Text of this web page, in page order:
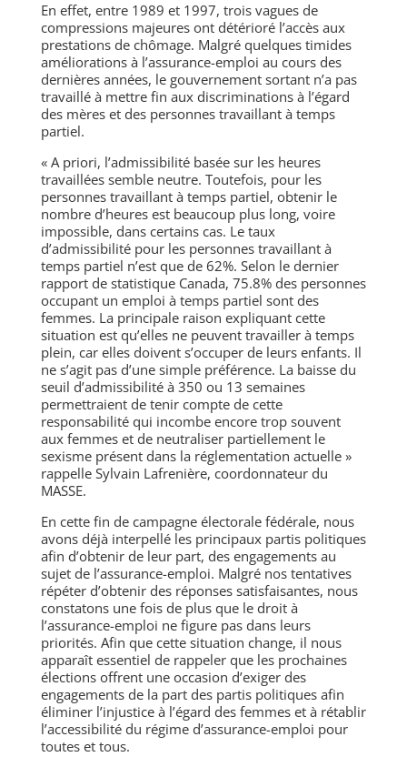
En effet, entre 1989 et 1997, trois vagues de
compressions majeures ont détérioré l’accès aux
prestations de chômage. Malgré quelques timides
améliorations à l’assurance-emploi au cours des
dernières années, le gouvernement sortant n’a pas
travaillé à mettre fin aux discriminations à l’égard
des mères et des personnes travaillant à temps
partiel.
« A priori, l’admissibilité basée sur les heures
travaillées semble neutre. Toutefois, pour les
personnes travaillant à temps partiel, obtenir le
nombre d’heures est beaucoup plus long, voire
impossible, dans certains cas. Le taux
d’admissibilité pour les personnes travaillant à
temps partiel n’est que de 62%. Selon le dernier
rapport de statistique Canada, 75.8% des personnes
occupant un emploi à temps partiel sont des
femmes. La principale raison expliquant cette
situation est qu’elles ne peuvent travailler à temps
plein, car elles doivent s’occuper de leurs enfants. Il
ne s’agit pas d’une simple préférence. La baisse du
seuil d’admissibilité à 350 ou 13 semaines
permettraient de tenir compte de cette
responsabilité qui incombe encore trop souvent
aux femmes et de neutraliser partiellement le
sexisme présent dans la réglementation actuelle »
rappelle Sylvain Lafrenière, coordonnateur du
MASSE.
En cette fin de campagne électorale fédérale, nous
avons déjà interpellé les principaux partis politiques
afin d’obtenir de leur part, des engagements au
sujet de l’assurance-emploi. Malgré nos tentatives
répéter d’obtenir des réponses satisfaisantes, nous
constatons une fois de plus que le droit à
l’assurance-emploi ne figure pas dans leurs
priorités. Afin que cette situation change, il nous
apparaît essentiel de rappeler que les prochaines
élections offrent une occasion d’exiger des
engagements de la part des partis politiques afin
éliminer l’injustice à l’égard des femmes et à rétablir
l’accessibilité du régime d’assurance-emploi pour
toutes et tous.